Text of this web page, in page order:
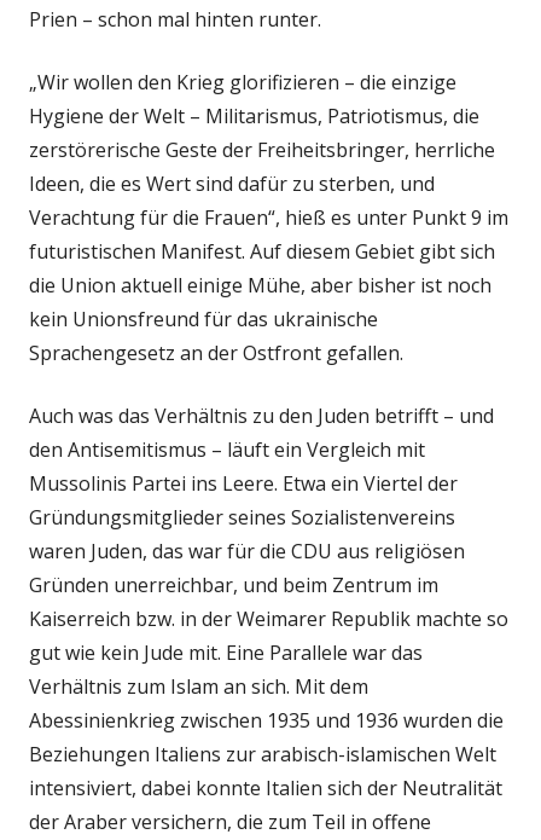
Prien – schon mal hinten runter.
„Wir wollen den Krieg glorifizieren – die einzige
Hygiene der Welt – Militarismus, Patriotismus, die
zerstörerische Geste der Freiheitsbringer, herrliche
Ideen, die es Wert sind dafür zu sterben, und
Verachtung für die Frauen“, hieß es unter Punkt 9 im
futuristischen Manifest. Auf diesem Gebiet gibt sich
die Union aktuell einige Mühe, aber bisher ist noch
kein Unionsfreund für das ukrainische
Sprachengesetz an der Ostfront gefallen.
Auch was das Verhältnis zu den Juden betrifft – und
den Antisemitismus – läuft ein Vergleich mit
Mussolinis Partei ins Leere. Etwa ein Viertel der
Gründungsmitglieder seines Sozialistenvereins
waren Juden, das war für die CDU aus religiösen
Gründen unerreichbar, und beim Zentrum im
Kaiserreich bzw. in der Weimarer Republik machte so
gut wie kein Jude mit. Eine Parallele war das
Verhältnis zum Islam an sich. Mit dem
Abessinienkrieg zwischen 1935 und 1936 wurden die
Beziehungen Italiens zur arabisch-islamischen Welt
intensiviert, dabei konnte Italien sich der Neutralität
der Araber versichern, die zum Teil in offene